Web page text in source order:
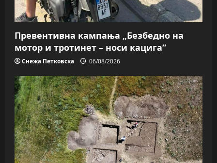
Превентивна кампања „Безбедно на
мотор и тротинет – носи кацига“
Снежа Петковска 06/08/2026